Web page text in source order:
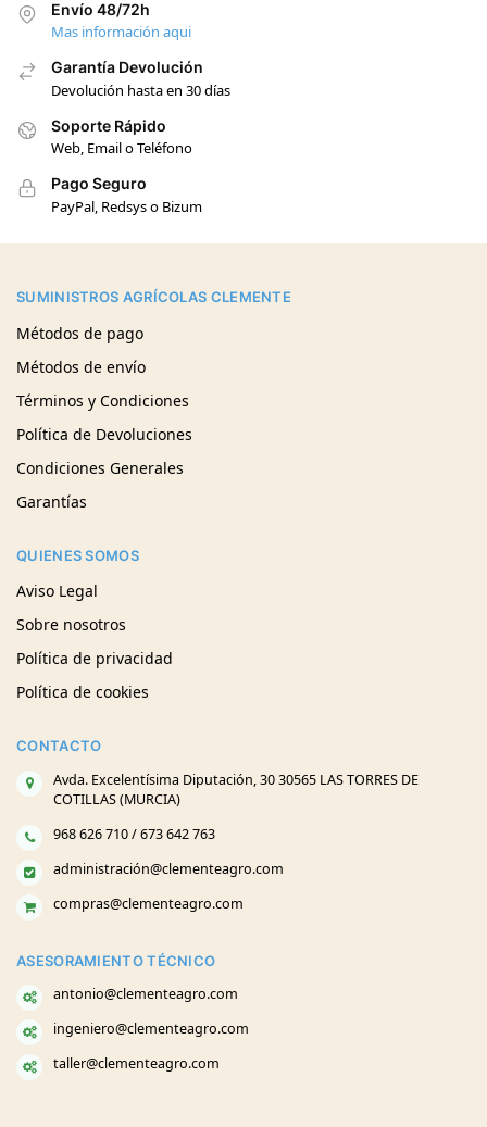
Envío 48/72h
Mas información aqui
Garantía Devolución
Devolución hasta en 30 días
Soporte Rápido
Web, Email o Teléfono
Pago Seguro
PayPal, Redsys o Bizum
SUMINISTROS AGRÍCOLAS CLEMENTE
Métodos de pago
Métodos de envío
Términos y Condiciones
Política de Devoluciones
Condiciones Generales
Garantías
QUIENES SOMOS
Aviso Legal
Sobre nosotros
Política de privacidad
Política de cookies
CONTACTO
Avda. Excelentísima Diputación, 30 30565 LAS TORRES DE
COTILLAS (MURCIA)
968 626 710 / 673 642 763
administración@clementeagro.com
compras@clementeagro.com
ASESORAMIENTO TÉCNICO
antonio@clementeagro.com
ingeniero@clementeagro.com
taller@clementeagro.com